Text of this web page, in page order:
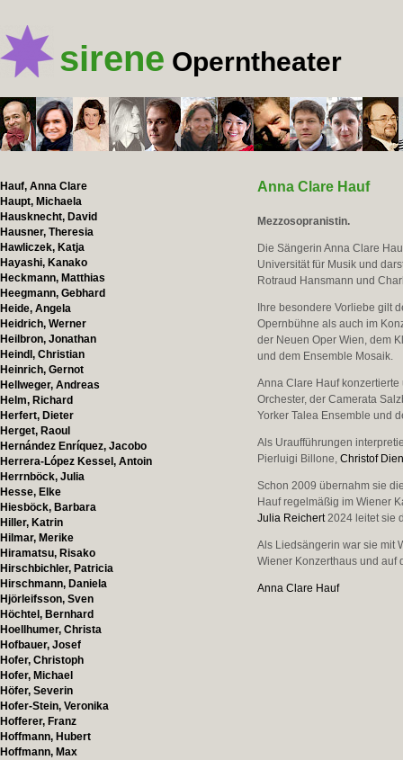
sirene Operntheater
Hauf, Anna Clare
Haupt, Michaela
Hausknecht, David
Hausner, Theresia
Hawliczek, Katja
Hayashi, Kanako
Heckmann, Matthias
Heegmann, Gebhard
Heide, Angela
Heidrich, Werner
Heilbron, Jonathan
Heindl, Christian
Heinrich, Gernot
Hellweger, Andreas
Helm, Richard
Herfert, Dieter
Herget, Raoul
Hernández Enríquez, Jacobo
Herrera-López Kessel, Antoin
Herrnböck, Julia
Hesse, Elke
Hiesböck, Barbara
Hiller, Katrin
Hilmar, Merike
Hiramatsu, Risako
Hirschbichler, Patricia
Hirschmann, Daniela
Hjörleifsson, Sven
Höchtel, Bernhard
Hoellhumer, Christa
Hofbauer, Josef
Hofer, Christoph
Hofer, Michael
Höfer, Severin
Hofer-Stein, Veronika
Hofferer, Franz
Hoffmann, Hubert
Hoffmann, Max
Anna Clare Hauf
Mezzosopranistin.
Die Sängerin Anna Clare
Universität für Musik und
Rotraud Hansmann und
Ihre besondere Vorliebe gilt
Opernbühne als auch im
der Neuen Oper Wien, dem
und dem Ensemble Mosaik.
Anna Clare Hauf
Orchester, der Camerata
Yorker Talea Ensemble und
Als Uraufführungen
Pierluigi Billone,Christof
Schon 2009 übernahm sie
Hauf regelmäßig im Wiener
Julia Reichert2024 leitet sie
Als Liedsängerin war sie mit
Wiener Konzerthaus und auf
Anna Clare Hauf